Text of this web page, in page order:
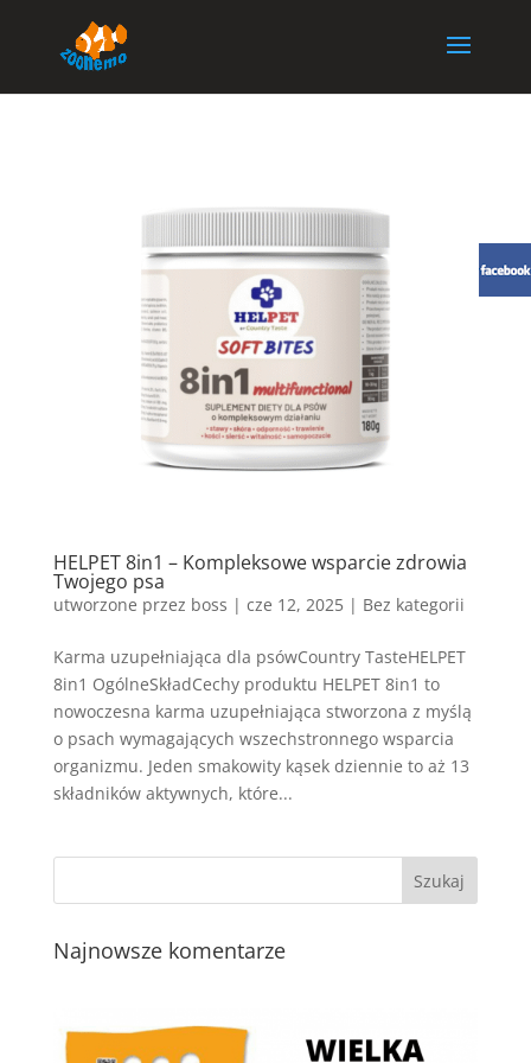
HELPET 8in1 – Kompleksowe wsparcie zdrowia
Twojego psa
utworzone przez boss | cze 12, 2025| Bez kategorii
Karma uzupełniająca dla psówCountry TasteHELPET
8in1 OgólneSkładCechy produktu HELPET 8in1 to
nowoczesna karma uzupełniająca stworzona z myślą
o psach wymagających wszechstronnego wsparcia
organizmu. Jeden smakowity kąsek dziennie to aż 13
składników aktywnych, które...
Najnowsze komentarze